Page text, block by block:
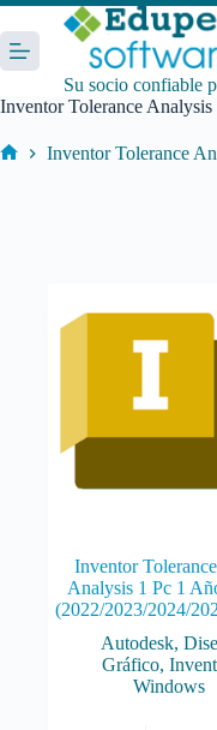
Saltar
al
contenido
Su socio confiable
Inventor Tolerance Analysis
Inventor Tolerance
Inventor Tolerance
Analysis 1 Pc 1
(2022/2023/2024/
Autodesk,
Gráfico,
Windows